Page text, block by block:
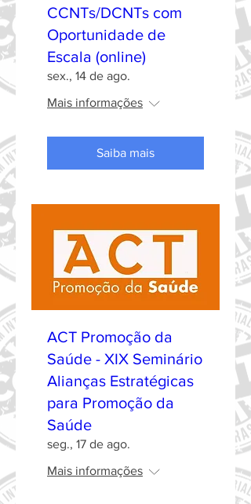
CCNTs/DCNTs com
Oportunidade de
Escala (online)
sex., 14 de ago.
Mais informações
Saiba mais
ACT Promoção da
Saúde - XIX Seminário
Alianças Estratégicas
para Promoção da
Saúde
seg., 17 de ago.
Mais informações